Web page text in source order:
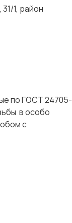
1, район
по ГОСТ 24705-
в особо
с